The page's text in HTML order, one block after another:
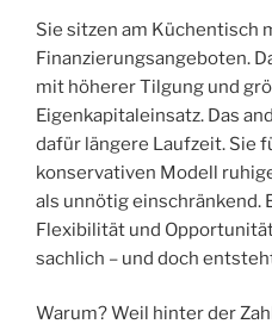
Sie sitzen am Küchentisch
Finanzierungsangeboten.
mit höherer Tilgung und
Eigenkapitaleinsatz. Das
dafür längere Laufzeit. Sie
konservativen Modell
als unnötig einschränkend.
Flexibilität und
sachlich – und doch
Warum? Weil hinter der